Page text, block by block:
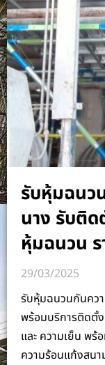
รับหุ้มฉนว
นาง รับติด
หุ้มฉนวน
29/03/2025
รับหุ้มฉนวนกันควา
พร้อมบริการติดตั้
และ ความเย็น พ
ความร้อนแก้งสนา